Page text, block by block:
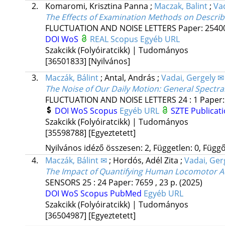
2.
Komaromi, Krisztina Panna ; Maczak, Balint;
The Effects of Examination Methods on
FLUCTUATION AND NOISE LETTERS Paper:
DOI WoS REALScopus Egyéb URL
Szakcikk (Folyóiratcikk) | Tudományos
[36501833] [Nyilvános]
3.
Maczák, Bálint; Antal, András ; Vadai, Gergely ✉
The Noise of Our Daily Motion: General
FLUCTUATION AND NOISE LETTERS 24: 1
DOI WoS Scopus Egyéb URL
SZTE
Szakcikk (Folyóiratcikk) | Tudományos
[35598788] [Egyeztetett]
Nyilvános idéző összesen: 2, Független: 0,
4.
Maczák, Bálint ✉; Hordós, Adél Zita ; Vadai,
The Impact of Quantifying Human Locomotor
SENSORS 25: 24 Paper: 7659 , 23 p. (2025)
DOI WoS Scopus PubMed Egyéb URL
Szakcikk (Folyóiratcikk) | Tudományos
[36504987] [Egyeztetett]